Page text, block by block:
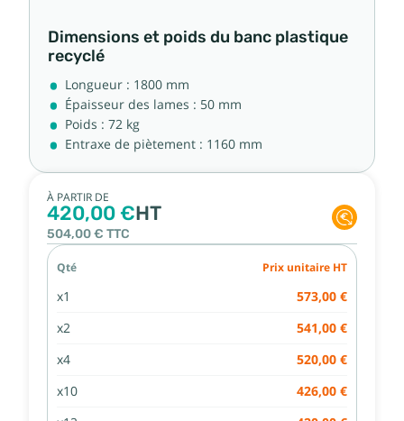
Dimensions et poids du banc plastique
recyclé
Longueur : 1800 mm
Épaisseur des lames : 50 mm
Poids : 72 kg
Entraxe de piètement : 1160 mm
À PARTIR DE
420,00 €HT
504,00 € TTC
Qté Prix unitaire HT
x1 573,00 €
x2 541,00 €
x4 520,00 €
x10 426,00 €